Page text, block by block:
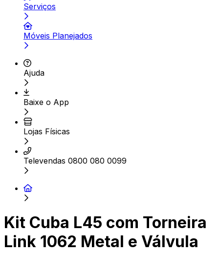
Serviços
Móveis Planejados
Ajuda
Baixe o App
Lojas Físicas
Televendas 0800 080 0099
Kit Cuba L45 com Torneira
Link 1062 Metal e Válvula